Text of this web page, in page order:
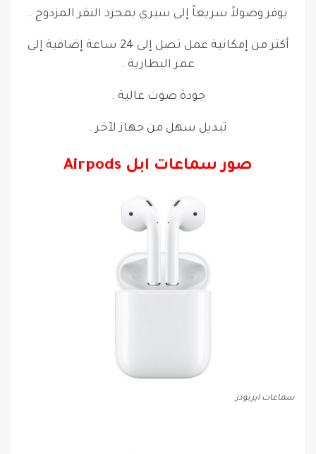
يوفر وصولاً سريعاً إلى سيري بمجرد النقر المزدوج .
أكثر من إمكانية عمل تصل إلى 24 ساعة إضافية إلى
عمر البطارية .
جودة صوت عالية .
تبديل سهل من جهاز لآخر .
صور سماعات ابل Airpods
سماعات ايربودز